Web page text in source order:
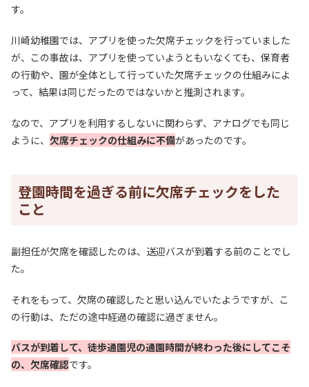
す。
川崎幼稚園では、アプリを使った欠席チェックを行っていました
が、この事故は、アプリを使っていようともいなくても、保育者
の行動や、園が全体として行っていた欠席チェックの仕組みによ
って、結果は同じだったのではないかと推測されます。
なので、アプリを利用するしないに関わらず、アナログでも同じ
ように、 欠席チェックの仕組みに不備があったのです。
登園時間を過ぎる前に欠席チェックをした
こと
副担任が欠席を確認したのは、送迎バスが到着する前のことでし
た。
それをもって、欠席の確認したと思い込んでいたようですが、こ
の行動は、ただの途中経過の確認に過ぎません。
バスが到着して、徒歩通園児の通園時間が終わった後にしてこそ
の、欠席確認です。